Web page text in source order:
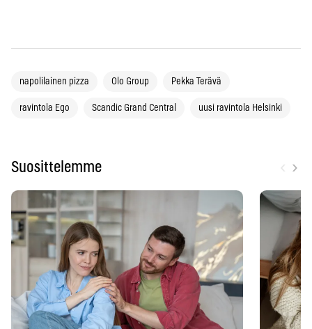
napolilainen pizza Olo Group Pekka Terävä
ravintola Ego Scandic Grand Central uusi ravintola Helsinki
Suosittelemme ›